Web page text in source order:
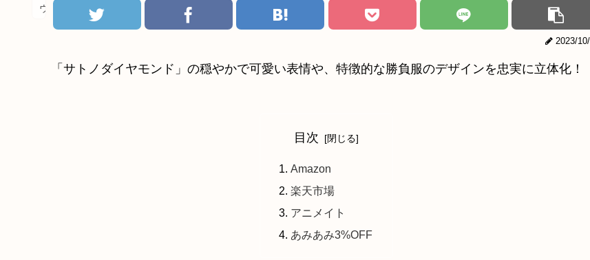
ウマ娘
2023/
「サトノダイヤモンド」の穏やかで可愛い表情や、特徴的な勝負服のデザインを忠実に立体化！
目次
Amazon
楽天市場
アニメイト
あみあみ3%OFF